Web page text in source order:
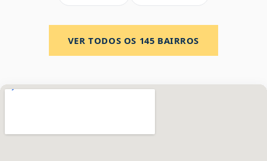
VER TODOS OS 145 BAIRROS